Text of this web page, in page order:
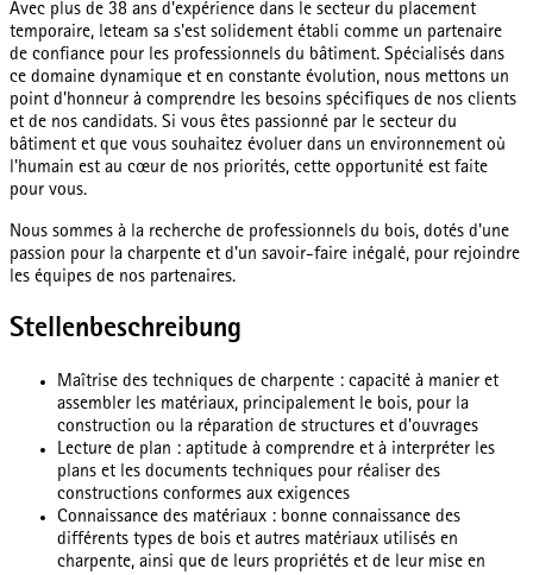
Avec plus de 38 ans d'expérience dans le secteur du placement
temporaire, leteam sa s'est solidement établi comme un partenaire
de confiance pour les professionnels du bâtiment. Spécialisés dans
ce domaine dynamique et en constante évolution, nous mettons un
point d'honneur à comprendre les besoins spécifiques de nos clients
et de nos candidats. Si vous êtes passionné par le secteur du
bâtiment et que vous souhaitez évoluer dans un environnement où
l'humain est au cœur de nos priorités, cette opportunité est faite
pour vous.
Nous sommes à la recherche de professionnels du bois, dotés d'une
passion pour la charpente et d'un savoir-faire inégalé, pour rejoindre
les équipes de nos partenaires.
Stellenbeschreibung
Maîtrise des techniques de charpente : capacité à manier et
assembler les matériaux, principalement le bois, pour la
construction ou la réparation de structures et d'ouvrages
Lecture de plan : aptitude à comprendre et à interpréter les
plans et les documents techniques pour réaliser des
constructions conformes aux exigences
Connaissance des matériaux : bonne connaissance des
différents types de bois et autres matériaux utilisés en
charpente, ainsi que de leurs propriétés et de leur mise en